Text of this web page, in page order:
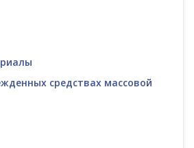
средствах массовой